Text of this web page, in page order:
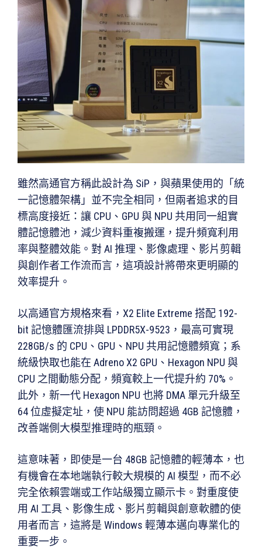
雖然高通官方稱此設計為 SiP，與蘋果使用的「統
一記憶體架構」並不完全相同，但兩者追求的目
標高度接近：讓 CPU、GPU 與 NPU 共用同一組實
體記憶體池，減少資料重複搬運，提升頻寬利用
率與整體效能。對 AI 推理、影像處理、影片剪輯
與創作者工作流而言，這項設計將帶來更明顯的
效率提升。
以高通官方規格來看，X2 Elite Extreme 搭配 192-
bit 記憶體匯流排與 LPDDR5X-9523，最高可實現
228GB/s 的 CPU、GPU、NPU 共用記憶體頻寬；系
統級快取也能在 Adreno X2 GPU、Hexagon NPU 與
CPU 之間動態分配，頻寬較上一代提升約 70%。
此外，新一代 Hexagon NPU 也將 DMA 單元升級至
64 位虛擬定址，使 NPU 能訪問超過 4GB 記憶體，
改善端側大模型推理時的瓶頸。
這意味著，即使是一台 48GB 記憶體的輕薄本，也
有機會在本地端執行較大規模的 AI 模型，而不必
完全依賴雲端或工作站級獨立顯示卡。對重度使
用 AI 工具、影像生成、影片剪輯與創意軟體的使
用者而言，這將是 Windows 輕薄本邁向專業化的
重要一步。